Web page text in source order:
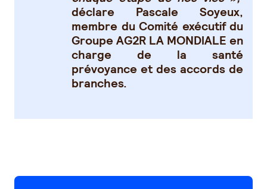
déclare Pascale Soyeux,
membre du Comité exécutif du
Groupe AG2R LA MONDIALE en
charge de la santé
prévoyance et des accords de
branches.